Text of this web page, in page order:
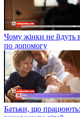
Чому жінки не йдуть
по допомогу
Батьки, що працюють: